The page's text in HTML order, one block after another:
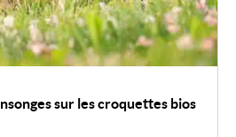
sur les croquettes bios